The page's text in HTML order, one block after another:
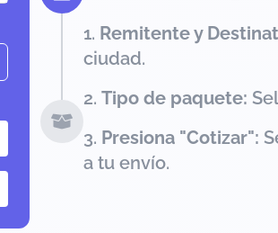
Remitente y
ciudad.
Tipo de paquete:
Presiona "Cotizar":
a tu envío.